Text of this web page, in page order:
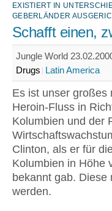
EXISTIERT IN
GEBERLÄNDER
Schafft einen,
Jungle World
Drugs Latin America
Es ist unser großes
Heroin-Fluss in
Kolumbien und der
Clinton, als er für
Kolumbien in Höhe
bekannt gab.
werden.